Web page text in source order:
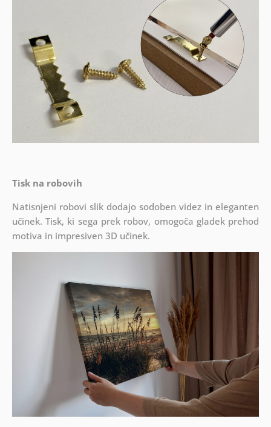
Tisk na robovih
Natisnjeni robovi slik dodajo sodoben videz in eleganten
učinek. Tisk, ki sega prek robov, omogoča gladek prehod
motiva in impresiven 3D učinek.